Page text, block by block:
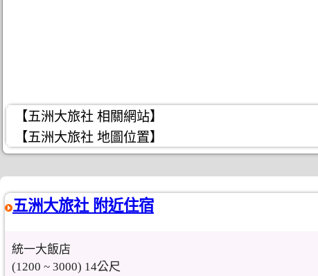
【五洲大旅社 相關網站】
【五洲大旅社 地圖位置】
五洲大旅社 附近住宿
統一大飯店
(1200 ~ 3000) 14公尺